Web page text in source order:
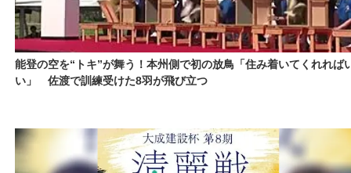
能登の空を“トキ”が舞う！本州側で初の放鳥「住み着いてくれれば
い」 佐渡で訓練受けた8羽が飛び立つ